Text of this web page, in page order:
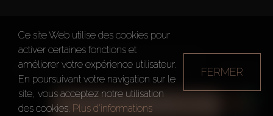
TOUS LES FILTRES
AX CAPITAL ©2026 Tous droits réservés
Conditions d'utilisation
Politique de confidentialité Plan du site
Ce site Web utilise des cookies pour
activer certaines fonctions et
améliorer votre expérience utilisateur.
En poursuivant votre navigation sur le
site, vous acceptez notre utilisation
des cookies. Plus d'informations
FERMER